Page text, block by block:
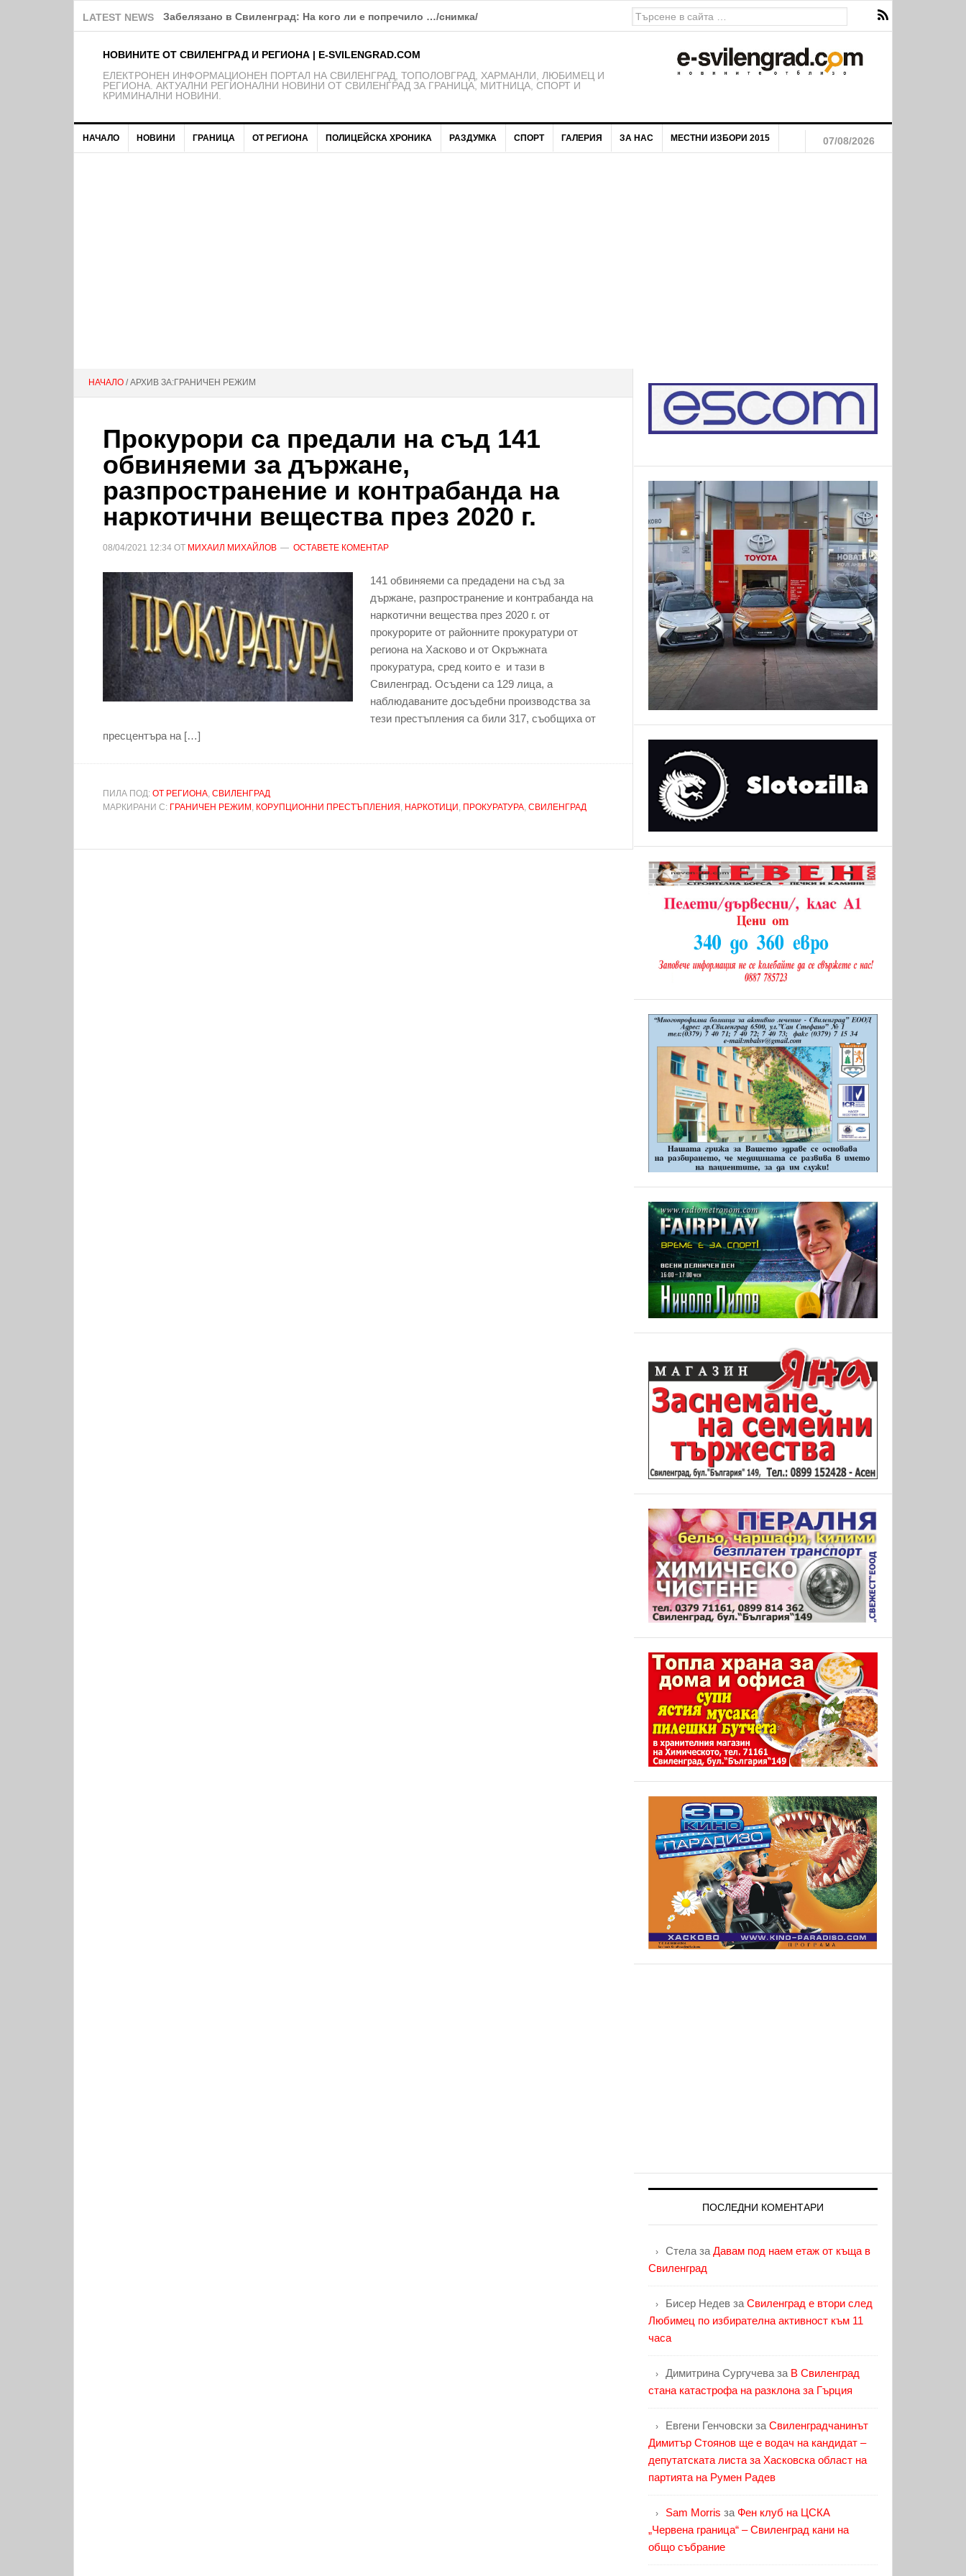
LATEST NEWS Търся жена/семейство за помощ в Свиленград
НОВИНИТЕ ОТ СВИЛЕНГРАД И РЕГИОНА | E-SVILENGRAD.COM
EЛЕКТРОНЕН ИНФОРМАЦИОНЕН ПОРТАЛ НА СВИЛЕНГРАД, ТОПОЛОВГРАД, ХАРМАНЛИ, ЛЮБИМЕЦ И
РЕГИОНА. АКТУАЛНИ РЕГИОНАЛНИ НОВИНИ ОТ СВИЛЕНГРАД ЗА ГРАНИЦА, МИТНИЦА, СПОРТ И
КРИМИНАЛНИ НОВИНИ.
НАЧАЛО НОВИНИ ГРАНИЦА ОТ РЕГИОНА ПОЛИЦЕЙСКА ХРОНИКА РАЗДУМКА СПОРТ ГАЛЕРИЯ ЗА НАС МЕСТНИ ИЗБОРИ 2015 07/08/2026
НАЧАЛО / АРХИВ ЗА:ГРАНИЧЕН РЕЖИМ
Прокурори са предали на съд 141
обвиняеми за държане,
разпространение и контрабанда на
наркотични вещества през 2020 г.
08/04/2021 12:34 ОТ МИХАИЛ МИХАЙЛОВ ОСТАВЕТЕ КОМЕНТАР
141 обвиняеми са предадени на съд за
държане, разпространение и контрабанда на
наркотични вещества през 2020 г. от
прокурорите от районните прокуратури от
региона на Хасково и от Окръжната
прокуратура, сред които е и тази в
Свиленград. Осъдени са 129 лица, а
наблюдаваните досъдебни производства за
тези престъпления са били 317, съобщиха от
пресцентъра на […]
ПИЛА ПОД: ОТ РЕГИОНА, СВИЛЕНГРАД
МАРКИРАНИ С: ГРАНИЧЕН РЕЖИМ , КОРУПЦИОННИ ПРЕСТЪПЛЕНИЯ , НАРКОТИЦИ , ПРОКУРАТУРА, СВИЛЕНГРАД
ПОСЛЕДНИ КОМЕНТАРИ
Стела за Давам под наем етаж от къща в
Свиленград
Бисер Недев за Свиленград е втори след
Любимец по избирателна активност към 11
часа
Димитрина Сургучева за В Свиленград
стана катастрофа на разклона за Гърция
Евгени Генчовски за Свиленградчанинът
Димитър Стоянов ще е водач на кандидат –
депутатската листа за Хасковска област на
партията на Румен Радев
Sam Morris за Фен клуб на ЦСКА
„Червена граница“ – Свиленград кани на
общо събрание